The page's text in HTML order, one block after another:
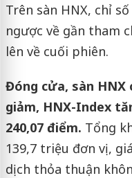
Trên sàn HNX, chỉ
ngược về gần tham
lên về cuối phiên.
Đóng cửa, sàn HNX
giảm, HNX-Index
240,07 điểm. Tổng
139,7 triệu đơn vị,
dịch thỏa thuận